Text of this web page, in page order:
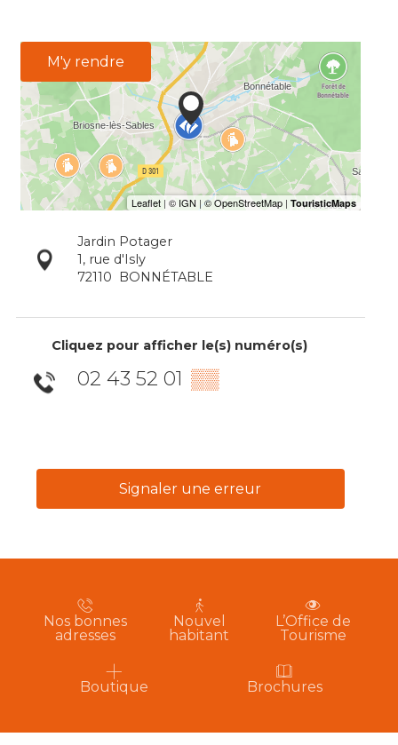
M'y rendre
Jardin Potager
1, rue d'Isly
72110
BONNÉTABLE
Cliquez pour afficher le(s) numéro(s)
02 43 52 01 ▒▒
Signaler une erreur
Nos bonnes
adresses
Nouvel
habitant
L’Office de
Tourisme
Boutique Brochures